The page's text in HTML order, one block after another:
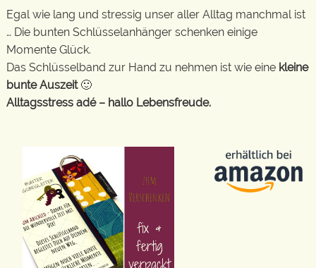
Egal wie lang und stressig unser aller Alltag manchmal ist
… Die bunten Schlüsselanhänger schenken einige
Momente Glück.
Das Schlüsselband zur Hand zu nehmen ist wie eine kleine
bunte Auszeit🙂
Alltagsstress adé – hallo Lebensfreude.